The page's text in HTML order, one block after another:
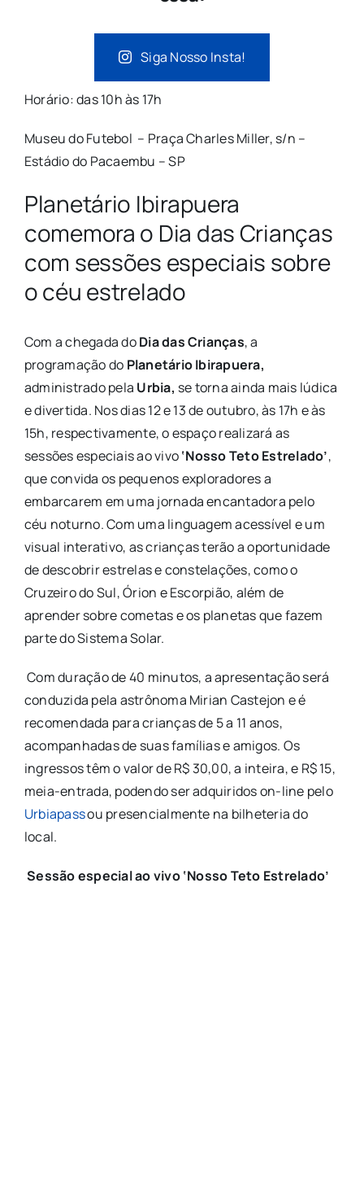
Siga Nosso Insta!
Horário: das 10h às 17h
Museu do Futebol – Praça Charles Miller, s/n –
Estádio do Pacaembu – SP
Planetário Ibirapuera
comemora o Dia das Crianças
com sessões especiais sobre
o céu estrelado
Com a chegada doDia das Crianças, a
programação do Planetário Ibirapuera,
administrado pela Urbia, se torna ainda mais lúdica
e divertida. Nos dias 12 e 13 de outubro, às 17h e às
15h, respectivamente, o espaço realizará as
sessões especiais ao vivo‘Nosso Teto Estrelado’,
que convida os pequenos exploradores a
embarcarem em uma jornada encantadora pelo
céu noturno. Com uma linguagem acessível e um
visual interativo, as crianças terão a oportunidade
de descobrir estrelas e constelações, como o
Cruzeiro do Sul, Órion e Escorpião, além de
aprender sobre cometas e os planetas que fazem
parte do Sistema Solar.
Com duração de 40 minutos, a apresentação será
conduzida pela astrônoma Mirian Castejon e é
recomendada para crianças de 5 a 11 anos,
acompanhadas de suas famílias e amigos. Os
ingressos têm o valor de R$ 30,00, a inteira, e R$ 15,
meia-entrada, podendo ser adquiridos on-line pelo
Urbiapassou presencialmente na bilheteria do
local.
Sessão especial ao vivo ‘Nosso Teto Estrelado’